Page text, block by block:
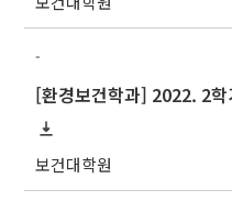
-
[환경보건학과] 2022. 2학
보건대학원